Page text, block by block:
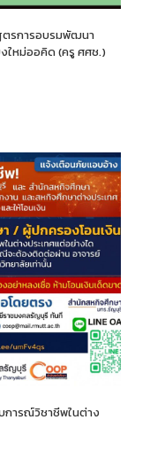
ตรการอบรมพัฒนา
ใหม่ออคิด (ครู ศศช.)
การณ์วิชาชีพในต่าง